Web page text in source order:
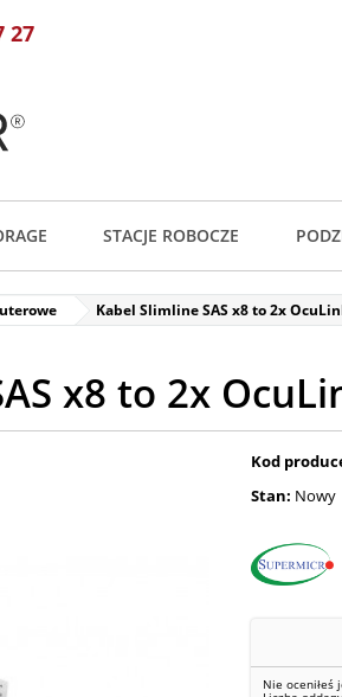
27
STACJE ROBOCZE
Kabel Slimline SAS x8 to 2x
x8 to 2x
Kod
Stan: Nowy
Nie oceniłeś